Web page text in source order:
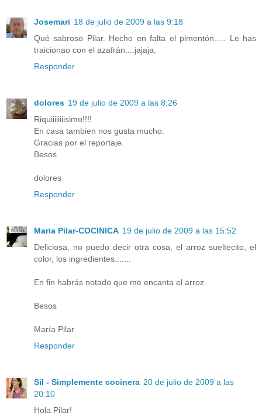
Josemari 18 de julio de 2009 a las 9:18
Qué sabroso Pilar. Hecho en falta el pimentón..... Le has
traicionao con el azafrán....jajaja.
Responder
dolores 19 de julio de 2009 a las 8:26
Riquiiiiiiiisimo!!!!
En casa tambien nos gusta mucho.
Gracias por el reportaje.
Besos
dolores
Responder
Maria Pilar-COCINICA 19 de julio de 2009 a las 15:52
Deliciosa, no puedo decir otra cosa, el arroz sueltecito, el
color, los ingredientes.......
En fin habrás notado que me encanta el arroz.
Besos
María Pilar
Responder
Sil - Simplemente cocinera 20 de julio de 2009 a las
20:10
Hola Pilar!